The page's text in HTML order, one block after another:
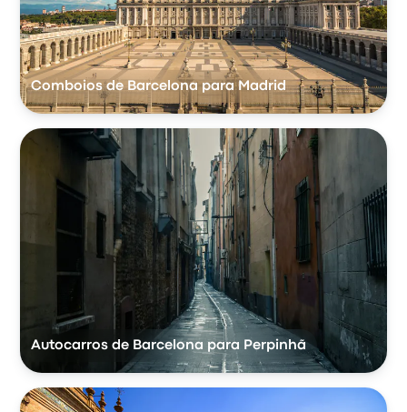
Comboios de Barcelona para Madrid
Autocarros de Barcelona para Perpinhã